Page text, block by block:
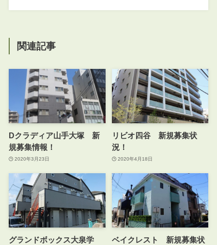
関連記事
Dクラディア山手大塚 新
規募集情報！
2020年3月23日
リビオ四谷 新規募集状
況！
2020年4月18日
グランドボックス大泉学
ベイクレスト 新規募集状